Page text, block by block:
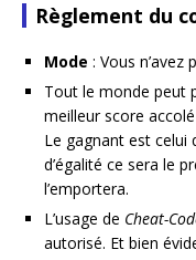
Règlement du
Mode : Vous n’avez
Tout le monde peut
meilleur score
Le gagnant est celui
d’égalité ce sera le
l’emportera.
L’usage de Cheat-
autorisé. Et bien